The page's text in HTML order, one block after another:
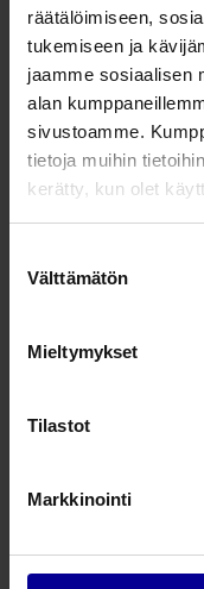
räätälöimiseen,
tukemiseen ja
jaamme sosiaalisen
alan
sivustoamme.
tietoja muihin
kerätty, kun olet
valinta
Välttämätön
Mieltymykset
Tilastot
Markkinointi
Bact-
HME